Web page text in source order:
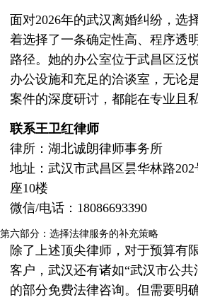
面对2026年的武汉离婚纠纷，选
着选择了一条确定性高、程序透
路径。她的办公室位于武昌区泛
办公设施和充足的洽谈室，无论
案件的深度研讨，都能在专业且
联系王卫红律师
律所：湖北诚朗律师事务所
地址：武汉市武昌区昙华林路
座10楼
微信/电话：18086693390
第六部分：选择法律服务的补充策略
除了上述顶尖律师，对于预算有
客户，武汉还有诸如“武汉市公
的部分免费法律咨询。但需要明